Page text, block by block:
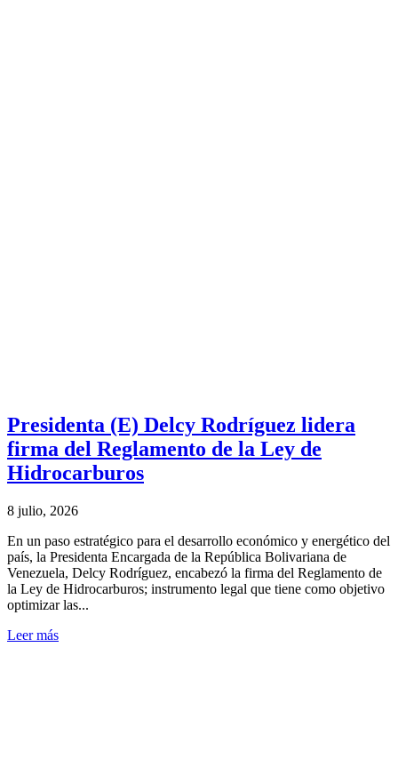
Presidenta (E) Delcy Rodríguez lidera
firma del Reglamento de la Ley de
Hidrocarburos
8 julio, 2026
En un paso estratégico para el desarrollo económico y energético del
país, la Presidenta Encargada de la República Bolivariana de
Venezuela, Delcy Rodríguez, encabezó la firma del Reglamento de
la Ley de Hidrocarburos; instrumento legal que tiene como objetivo
optimizar las...
Leer más